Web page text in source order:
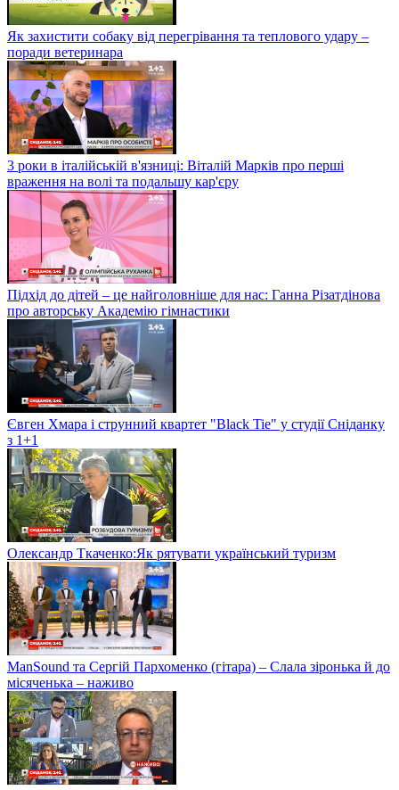
Як захистити собаку від перегрівання та теплового удару –
поради ветеринара
3 роки в італійській в'язниці: Віталій Марків про перші
враження на волі та подальшу кар'єру
Підхід до дітей – це найголовніше для нас: Ганна Різатдінова
про авторську Академію гімнастики
Євген Хмара і струнний квартет "Black Tie" у студії Сніданку
з 1+1
Олександр Ткаченко:Як рятувати український туризм
ManSound та Сергій Пархоменко (гітара) – Слала зіронька й до
місяченька – наживо